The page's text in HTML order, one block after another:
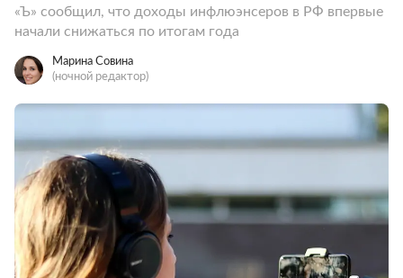
«Ъ» сообщил, что доходы инфлюэнсеров в РФ впервые
начали снижаться по итогам года
Марина Совина
(ночной редактор)